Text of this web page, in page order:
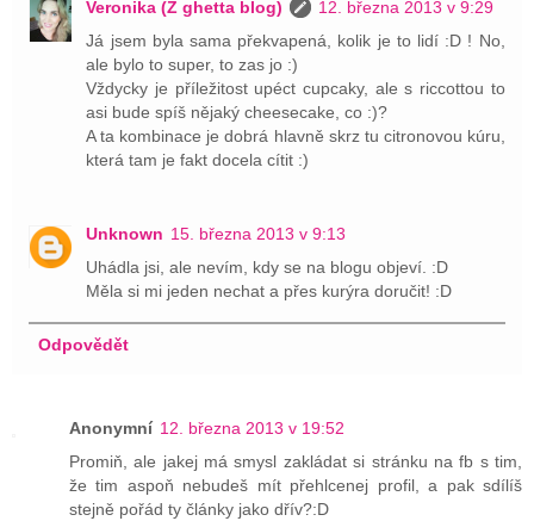
Veronika (Z ghetta blog)
12. března 2013 v 9:29
Já jsem byla sama překvapená, kolik je to lidí :D ! No,
ale bylo to super, to zas jo :)
Vždycky je příležitost upéct cupcaky, ale s riccottou to
asi bude spíš nějaký cheesecake, co :)?
A ta kombinace je dobrá hlavně skrz tu citronovou kúru,
která tam je fakt docela cítit :)
Unknown 15. března 2013 v 9:13
Uhádla jsi, ale nevím, kdy se na blogu objeví. :D
Měla si mi jeden nechat a přes kurýra doručit! :D
Odpovědět
Anonymní 12. března 2013 v 19:52
Promiň, ale jakej má smysl zakládat si stránku na fb s tim,
že tim aspoň nebudeš mít přehlcenej profil, a pak sdílíš
stejně pořád ty články jako dřív?:D